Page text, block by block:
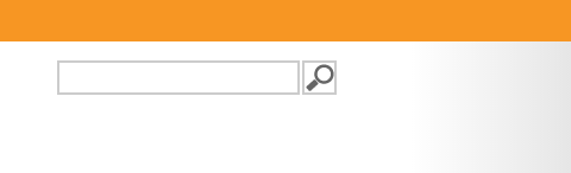
FORMULAIRE DE